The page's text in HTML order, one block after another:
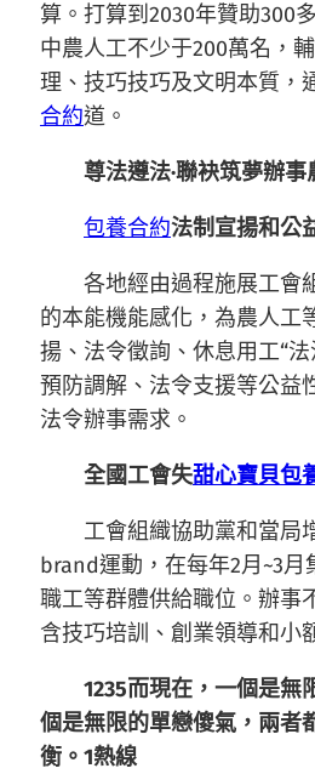
算。打算到2030年贊助300
中農人工不少于200萬名，
理、技巧技巧及文明本質，
合約道。
尊法遵法·聯袂筑夢辦事
包養合約法制宣揚和公
各地經由過程施展工會
的本能機能感化，為農人工
揚、法令徵詢、休息用工“
預防調解、法令支援等公益
法令辦事需求。
全國工會失甜心寶貝包
工會組織協助黨和當局
brand運動，在每年2月~3月
職工等群體供給職位。辦事
含技巧培訓、創業領導和小
1235而現在，一個是無
個是無限的單戀傻氣，兩者
衡。1熱線